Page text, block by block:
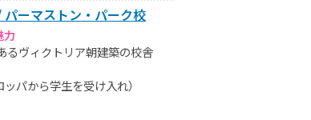
ーマストン・パーク校
力
るヴィクトリア朝建築の校舎
パから学生を受け入れ）